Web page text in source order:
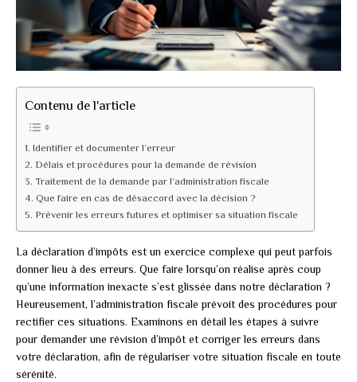
Contenu de l'article
Identifier et documenter l’erreur
Délais et procédures pour la demande de révision
Traitement de la demande par l’administration fiscale
Que faire en cas de désaccord avec la décision ?
Prévenir les erreurs futures et optimiser sa situation fiscale
La déclaration d’impôts est un exercice complexe qui peut parfois
donner lieu à des erreurs. Que faire lorsqu’on réalise après coup
qu’une information inexacte s’est glissée dans notre déclaration ?
Heureusement, l’administration fiscale prévoit des procédures pour
rectifier ces situations. Examinons en détail les étapes à suivre
pour demander une révision d’impôt et corriger les erreurs dans
votre déclaration, afin de régulariser votre situation fiscale en toute
sérénité.